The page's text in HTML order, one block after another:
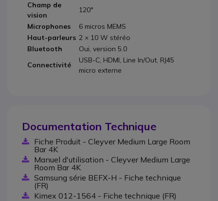
Champ de
vision
120°
Microphones
6 micros MEMS
Haut-parleurs 2 × 10 W stéréo
Bluetooth
Oui, version 5.0
Connectivité
USB-C, HDMI, Line In/Out, RJ45
micro externe
Documentation Technique
Fiche Produit - Cleyver Medium Large Room
Bar 4K
Manuel d'utilisation - Cleyver Medium Large
Room Bar 4K
Samsung série BEFX-H - Fiche technique
(FR)
Kimex 012-1564 - Fiche technique (FR)